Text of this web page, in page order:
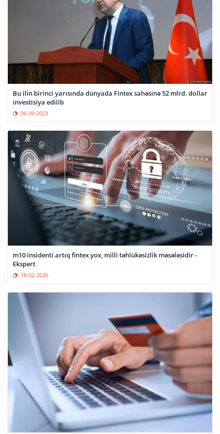
Bu ilin birinci yarısında dünyada Fintex sahəsinə 52 mlrd. dollar
investisiya edilib
06-09-2023
m10 insidenti artıq fintex yox, milli təhlükəsizlik məsələsidir -
Ekspert
18-02-2026